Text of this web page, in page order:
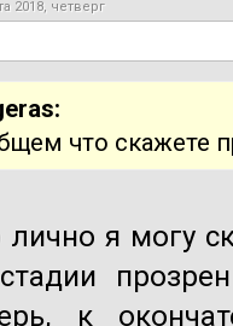
2018, четверг
что скажете
лично я могу
к